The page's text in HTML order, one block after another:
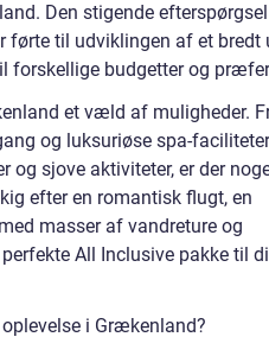
Den stigende
førte til udviklingen af et bredt
forskellige budgetter og
et væld af muligheder.
og luksuriøse spa-
og sjove aktiviteter, er der
efter en romantisk flugt, en
masser af vandreture og
All Inclusive pakke til
i Grækenland?